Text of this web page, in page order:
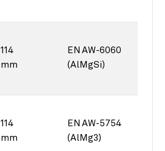
114
mm
EN AW-6060
(AlMgSi)
114
mm
EN AW-5754
(AlMg3)